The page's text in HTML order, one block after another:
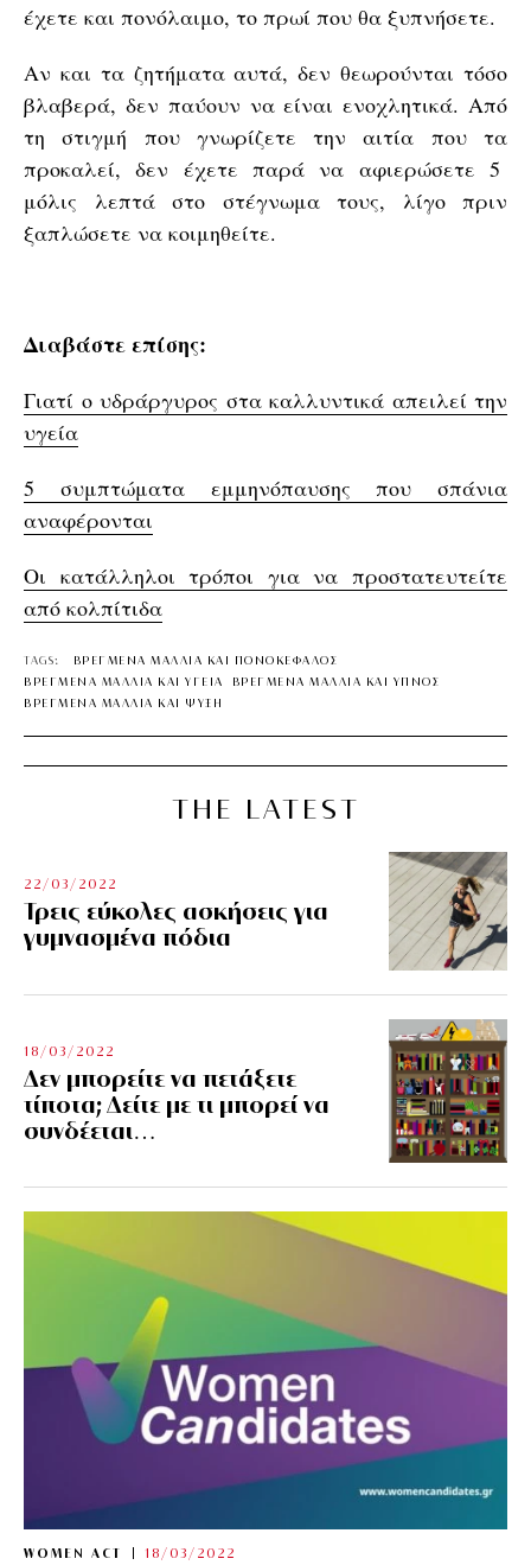
έχετε και πονόλαιμο, το πρωί που θα ξυπνήσετε.
Αν και τα ζητήματα αυτά, δεν θεωρούνται τόσο
βλαβερά, δεν παύουν να είναι ενοχλητικά. Από
τη στιγμή που γνωρίζετε την αιτία που τα
προκαλεί, δεν έχετε παρά να αφιερώσετε 5
μόλις λεπτά στο στέγνωμα τους, λίγο πριν
ξαπλώσετε να κοιμηθείτε.
Διαβάστε επίσης:
Γιατί ο υδράργυρος στα καλλυντικά απειλεί την
υγεία
5 συμπτώματα εμμηνόπαυσης που σπάνια
αναφέρονται
Οι κατάλληλοι τρόποι για να προστατευτείτε
από κολπίτιδα
TAGS:
ΒΡΕΓΜΕΝΑ ΜΑΛΛΙΑ ΚΑΙ ΠΟΝΟΚΕΦΑΛΟΣ
ΒΡΕΓΜΕΝΑ ΜΑΛΛΙΑ ΚΑΙ ΥΓΕΙΑ
ΒΡΕΓΜΕΝΑ ΜΑΛΛΙΑ ΚΑΙ ΥΠΝΟΣ
ΒΡΕΓΜΕΝΑ ΜΑΛΛΙΑ ΚΑΙ ΨΥΞΗ
THE LATEST
22/03/2022
Τρεις εύκολες ασκήσεις για
γυμνασμένα πόδια
18/03/2022
Δεν μπορείτε να πετάξετε
τίποτα; Δείτε με τι μπορεί να
συνδέεται…
WOMEN ACT 18/03/2022